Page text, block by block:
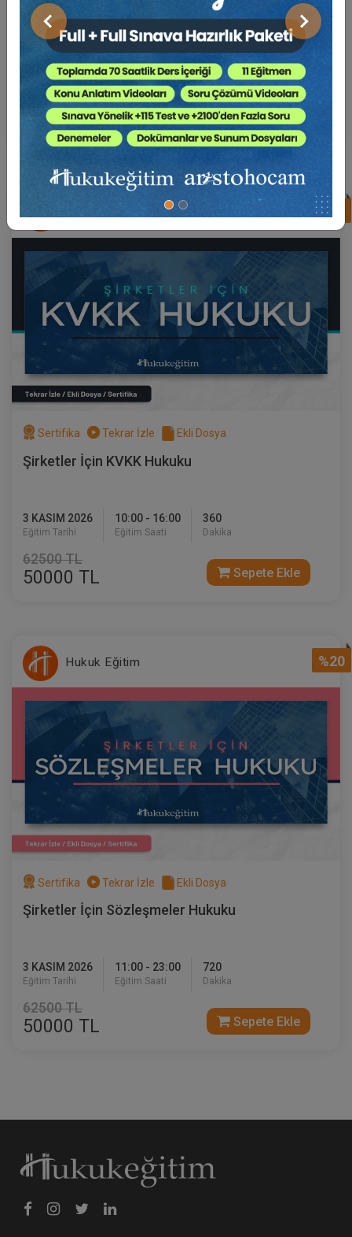
Önceki Sonraki
Şirketler İçin İş Hukuku
3 KASIM 2026
Eğitim Tarihi
09:00 - 15:00
Eğitim Saati
360
Dakika
62500 TL
50000 TL Sepete Ekle
%20
Hukuk Eğitim
Sertifika Tekrar İzle Ekli Dosya
Şirketler İçin KVKK Hukuku
3 KASIM 2026
Eğitim Tarihi
10:00 - 16:00
Eğitim Saati
360
Dakika
62500 TL
50000 TL Sepete Ekle
%20
Hukuk Eğitim
Sertifika Tekrar İzle Ekli Dosya
Şirketler İçin Sözleşmeler Hukuku
3 KASIM 2026
Eğitim Tarihi
11:00 - 23:00
Eğitim Saati
720
Dakika
62500 TL
50000 TL Sepete Ekle